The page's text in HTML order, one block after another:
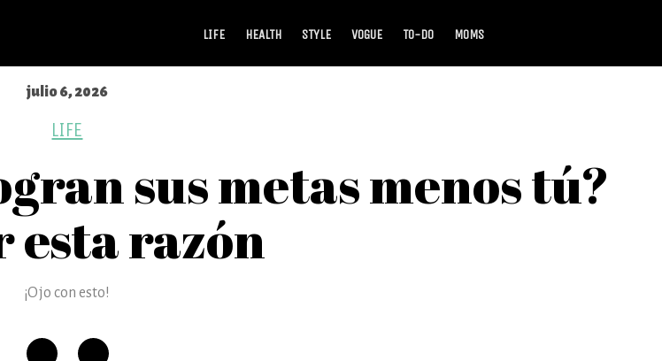
LIFE HEALTH STYLE VOGUE TO-DO MOMS
julio 6, 2026
LIFE
sus metas menos tú?
esta razón
¡Ojo con esto!